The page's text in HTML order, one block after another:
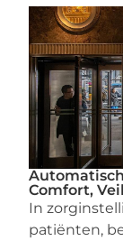
Comfort,
In
patiënten,